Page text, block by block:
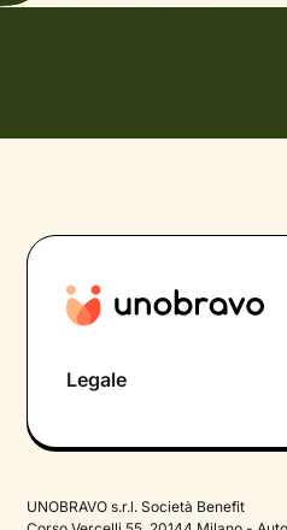
Legale
Cookie Policy
UNOBRAVO s.r.l. Società Benefit